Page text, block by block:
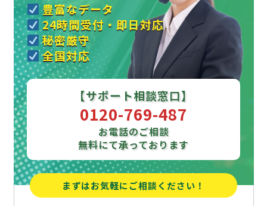
豊富なデータ
24時間受付・即日対応
秘密厳守
全国対応
【サポート相談窓口】
0120-769-487
お電話のご相談
無料にて承っております
まずはお気軽にご相談ください！